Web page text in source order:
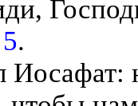
.
Иосафат: